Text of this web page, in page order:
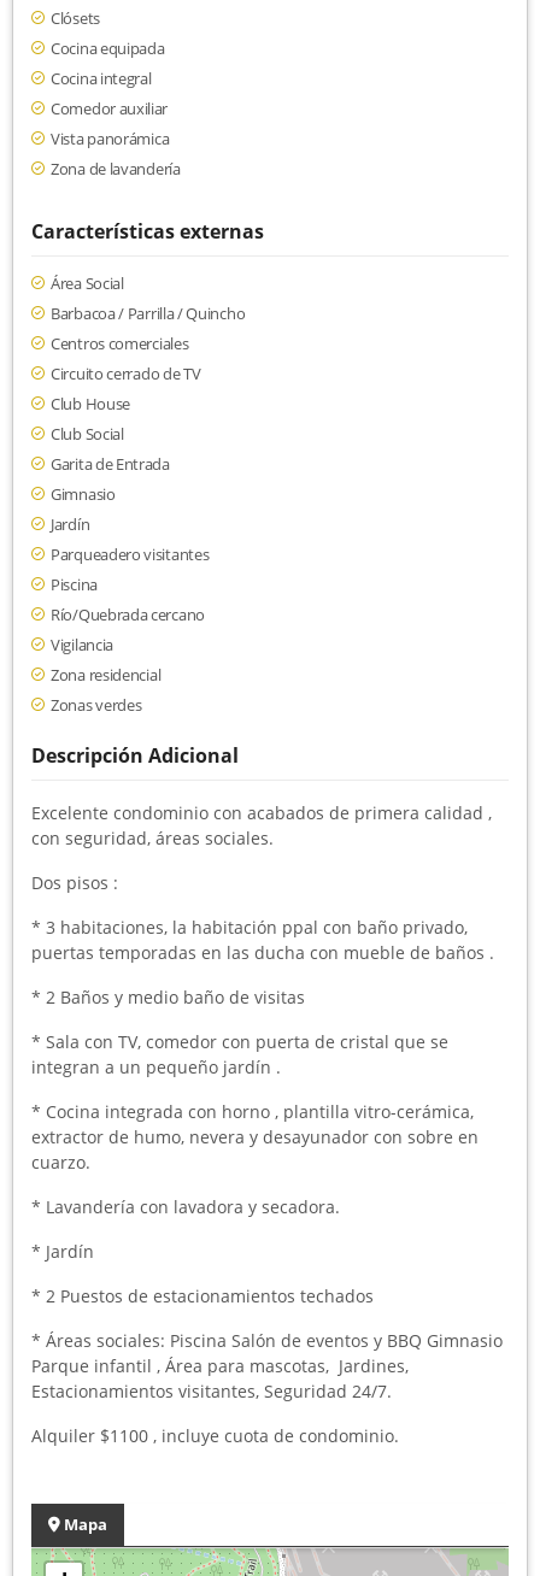
Clósets
Cocina equipada
Cocina integral
Comedor auxiliar
Vista panorámica
Zona de lavandería
Características externas
Área Social
Barbacoa / Parrilla / Quincho
Centros comerciales
Circuito cerrado de TV
Club House
Club Social
Garita de Entrada
Gimnasio
Jardín
Parqueadero visitantes
Piscina
Río/Quebrada cercano
Vigilancia
Zona residencial
Zonas verdes
Descripción Adicional
Excelente condominio con acabados de primera calidad ,
con seguridad, áreas sociales.
Dos pisos :
* 3 habitaciones, la habitación ppal con baño privado,
puertas temporadas en las ducha con mueble de baños .
* 2 Baños y medio baño de visitas
* Sala con TV, comedor con puerta de cristal que se
integran a un pequeño jardín .
* Cocina integrada con horno , plantilla vitro-cerámica,
extractor de humo, nevera y desayunador con sobre en
cuarzo.
* Lavandería con lavadora y secadora.
* Jardín
* 2 Puestos de estacionamientos techados
* Áreas sociales: Piscina Salón de eventos y BBQ Gimnasio
Parque infantil , Área para mascotas, Jardines,
Estacionamientos visitantes, Seguridad 24/7.
Alquiler $1100 , incluye cuota de condominio.
Mapa